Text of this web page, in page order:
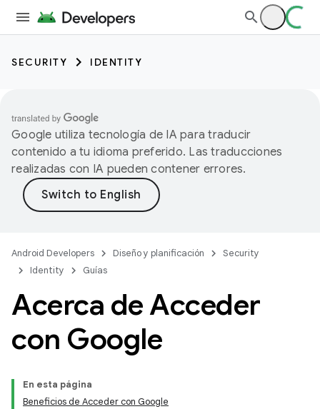
SECURITY IDENTITY
Google utiliza tecnología de IA para traducir
contenido a tu idioma preferido. Las traducciones
realizadas con IA pueden contener errores.
Android Developers Diseño y planificación
Security
Identity
Guías
Acerca de Acceder
con Google
En esta página
Beneficios de Acceder con Google